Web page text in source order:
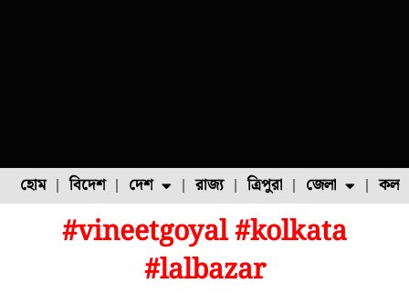
হোম বিদেশ দেশ
ফুল চাষ ফল চাষ মাছ চাষ
রাজ্য ত্রিপুরা জেলা
উত্তর ২৪ পরগনা
#vineetgoyal #kolkata
#lalbazar